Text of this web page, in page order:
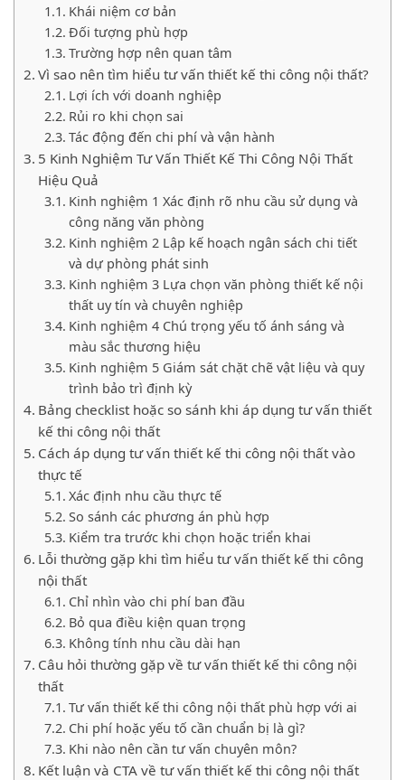
Khái niệm cơ bản
Đối tượng phù hợp
Trường hợp nên quan tâm
Vì sao nên tìm hiểu tư vấn thiết kế thi công nội thất?
Lợi ích với doanh nghiệp
Rủi ro khi chọn sai
Tác động đến chi phí và vận hành
5 Kinh Nghiệm Tư Vấn Thiết Kế Thi Công Nội Thất
Hiệu Quả
Kinh nghiệm 1 Xác định rõ nhu cầu sử dụng và
công năng văn phòng
Kinh nghiệm 2 Lập kế hoạch ngân sách chi tiết
và dự phòng phát sinh
Kinh nghiệm 3 Lựa chọn văn phòng thiết kế nội
thất uy tín và chuyên nghiệp
Kinh nghiệm 4 Chú trọng yếu tố ánh sáng và
màu sắc thương hiệu
Kinh nghiệm 5 Giám sát chặt chẽ vật liệu và quy
trình bảo trì định kỳ
Bảng checklist hoặc so sánh khi áp dụng tư vấn thiết
kế thi công nội thất
Cách áp dụng tư vấn thiết kế thi công nội thất vào
thực tế
Xác định nhu cầu thực tế
So sánh các phương án phù hợp
Kiểm tra trước khi chọn hoặc triển khai
Lỗi thường gặp khi tìm hiểu tư vấn thiết kế thi công
nội thất
Chỉ nhìn vào chi phí ban đầu
Bỏ qua điều kiện quan trọng
Không tính nhu cầu dài hạn
Câu hỏi thường gặp về tư vấn thiết kế thi công nội
thất
Tư vấn thiết kế thi công nội thất phù hợp với ai
Chi phí hoặc yếu tố cần chuẩn bị là gì?
Khi nào nên cần tư vấn chuyên môn?
Kết luận và CTA về tư vấn thiết kế thi công nội thất